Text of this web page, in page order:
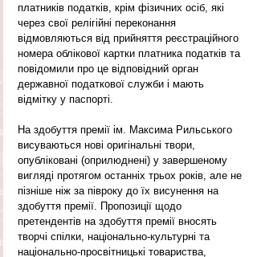
платників податків, крім фізичних осіб, які
через свої релігійні переконання
відмовляються від прийняття реєстраційного
номера облікової картки платника податків та
повідомили про це відповідний орган
державної податкової служби і мають
відмітку у паспорті.
На здобуття премії ім. Максима Рильського
висуваються нові оригінальні твори,
опубліковані (оприлюднені) у завершеному
вигляді протягом останніх трьох років, але не
пізніше ніж за півроку до їх висунення на
здобуття премії. Пропозиції щодо
претендентів на здобуття премії вносять
творчі спілки, національно-культурні та
національно-просвітницькі товариства,